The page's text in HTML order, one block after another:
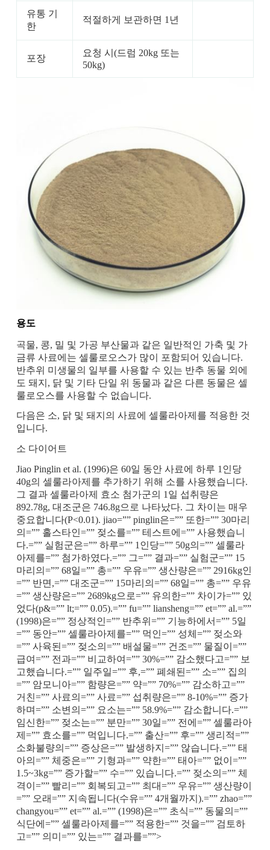
유통 기
한
적절하게 보관하면 1년
포장
요청 시(드럼 20kg 또는
50kg)
용도
곡물, 콩, 밀 및 가공 부산물과 같은 일반적인 가축 및 가
금류 사료에는 셀룰로오스가 많이 포함되어 있습니다.
반추위 미생물의 일부를 사용할 수 있는 반추 동물 외에
도 돼지, 닭 및 기타 단일 위 동물과 같은 다른 동물은 셀
룰로오스를 사용할 수 없습니다.
다음은 소, 닭 및 돼지의 사료에 셀룰라아제를 적용한 것
입니다.
소 다이어트
Jiao Pinglin et al. (1996)은 60일 동안 사료에 하루 1인당
40g의 셀룰라아제를 추가하기 위해 소를 사용했습니다.
그 결과 셀룰라아제 효소 첨가군의 1일 섭취량은
892.78g, 대조군은 746.8g으로 나타났다. 그 차이는 매우
중요합니다(P<0.01). jiao=”” pinglin은=”” 또한=”” 30마리
의=”” 홀스타인=”” 젖소를=”” 테스트에=”” 사용했습니
다.=”” 실험군은=”” 하루=”” 1인당=”” 50g의=”” 셀룰라
아제를=”” 첨가하였다.=”” 그=”” 결과=”” 실험군=”” 15
마리의=”” 68일=”” 총=”” 우유=”” 생산량은=”” 2916kg인
=”” 반면,=”” 대조군=”” 15마리의=”” 68일=”” 총=”” 우유
=”” 생산량은=”” 2689kg으로=”” 유의한=”” 차이가=”” 있
었다(p&=”” lt;=”” 0.05).=”” fu=”” liansheng=”” et=”” al.=””
(1998)은=”” 정상적인=”” 반추위=”” 기능하에서=”” 5일
=”” 동안=”” 셀룰라아제를=”” 먹인=”” 성체=”” 젖소와
=”” 사육된=”” 젖소의=”” 배설물=”” 건조=”” 물질이=””
급여=”” 전과=”” 비교하여=”” 30%=”” 감소했다고=”” 보
고했습니다.=”” 일주일=”” 후,=”” 폐쇄된=”” 소=”” 집의
=”” 암모니아=”” 함량은=”” 약=”” 70%=”” 감소하고=””
거친=”” 사료의=”” 사료=”” 섭취량은=”” 8-10%=”” 증가
하며=”” 소변의=”” 요소는=”” 58.9%=”” 감소합니다.=””
임신한=”” 젖소는=”” 분만=”” 30일=”” 전에=”” 셀룰라아
제=”” 효소를=”” 먹입니다.=”” 출산=”” 후=”” 생리적=””
소화불량의=”” 증상은=”” 발생하지=”” 않습니다.=”” 태
아의=”” 체중은=”” 기형과=”” 약한=”” 태아=”” 없이=””
1.5~3kg=”” 증가할=”” 수=”” 있습니다.=”” 젖소의=”” 체
격이=”” 빨리=”” 회복되고=”” 최대=”” 우유=”” 생산량이
=”” 오래=”” 지속됩니다(수유=”” 4개월까지).=”” zhao=””
changyou=”” et=”” al.=”” (1998)은=”” 초식=”” 동물의=””
식단에=”” 셀룰라아제를=”” 적용한=”” 것을=”” 검토하
고=”” 의미=”” 있는=”” 결과를=””>